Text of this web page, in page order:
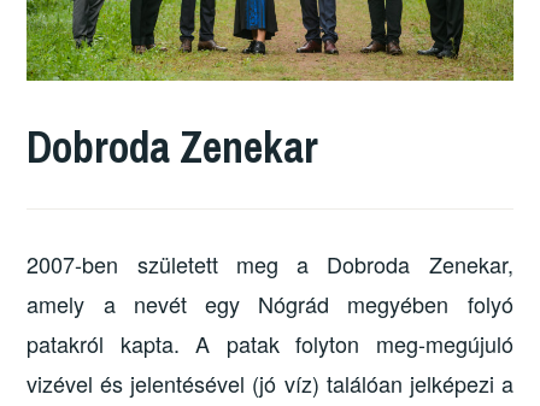
Dobroda Zenekar
2007-ben született meg a Dobroda Zenekar,
amely a nevét egy Nógrád megyében folyó
patakról kapta. A patak folyton meg-megújuló
vizével és jelentésével (jó víz) találóan jelképezi a